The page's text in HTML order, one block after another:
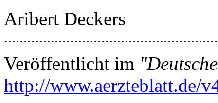
Aribert Deckers
Veröffentlicht im
http://www.aerzteblatt.de/